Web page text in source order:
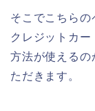
そこでこちら
クレジットカ
方法が使えるの
ただきます。